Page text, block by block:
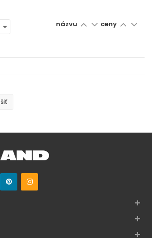
názvu ceny
+
+
+